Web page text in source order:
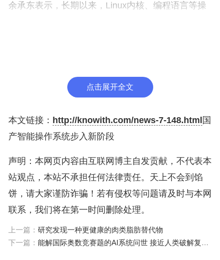
余承东表示，长期以来，Linux内核、编程语言等操
蒙星河版，实现了从编译器、编程语言、编程框架到
的突破，实现了全面自主研发。
2019年8月，鸿蒙操作系统正式发布。“在当时极度
困难的时期，我们仍然坚持推动鸿蒙生态的开
发。”余承东回忆。作为华为自主研发的面向消费者
的智能终端操作系统，鸿蒙在起步阶段采取了可兼容
安卓应用的模式。有业内人士比喻，鸿蒙与安卓此前
的关系是“脱胎未换骨，藕断仍丝连”，而此次发布鸿
蒙星河版，被视为鸿蒙彻底“独立”的标志。
点击展开全文
本文链接： http://knowith.com/news-7-148.html 国
产智能操作系统步入新阶段
声明：本网页内容由互联网博主自发贡献，不代表本
站观点，本站不承担任何法律责任。天上不会到馅
饼，请大家谨防诈骗！若有侵权等问题请及时与本网
联系，我们将在第一时间删除处理。
上一篇： 研究发现一种更健康的肉类脂肪替代物
下一篇： 能解国际奥数竞赛题的AI系统问世 接近人类破解复杂逻辑问题的最高水平